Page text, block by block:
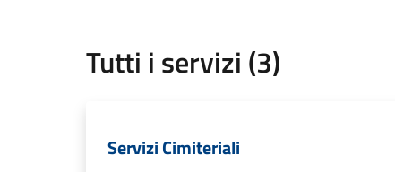
Tutti i servizi (3)
Servizi Cimiteriali